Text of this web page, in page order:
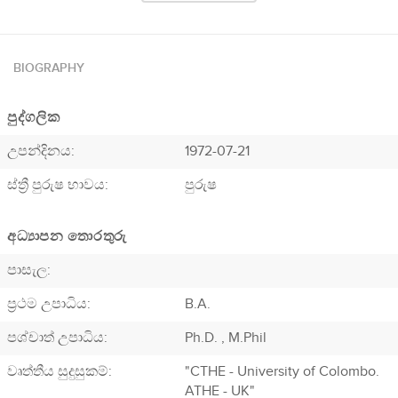
BIOGRAPHY
පුද්ගලික
උපන්දිනය:
1972-07-21
ස්ත්‍රී පුරුෂ භාවය:
පුරුෂ
අධ්‍යාපන තොරතුරු
පාසැල:
ප්‍රථම උපාධිය:
B.A.
පශ්චාත් උපාධිය:
Ph.D. , M.Phil
වෘත්තීය සුදුසුකම්:
"CTHE - University of Colombo.
ATHE - UK"